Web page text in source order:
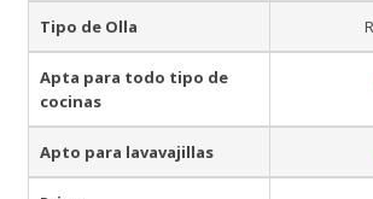
Tipo de Olla
Apta para todo tipo de
cocinas
Apto para lavavajillas